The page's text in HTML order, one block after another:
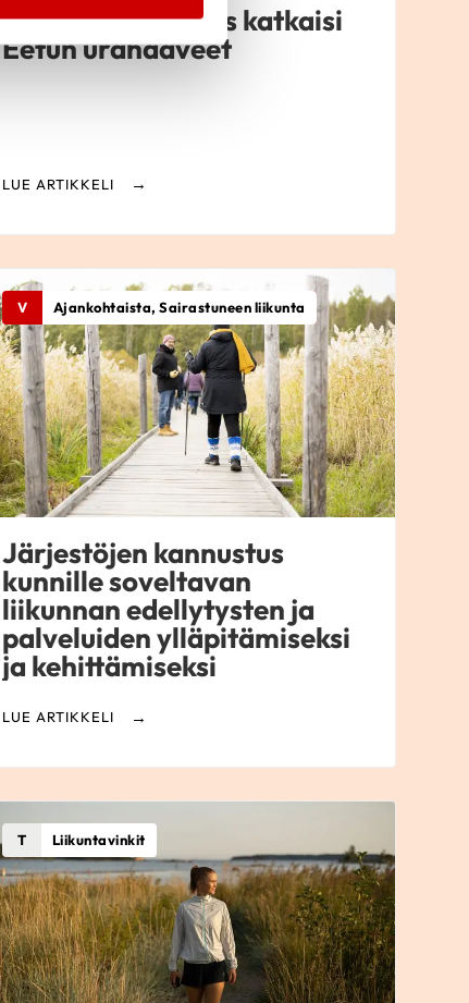
Sydänlihassairaus katkaisi
Eetun urahaaveet
LUE ARTIKKELI
V Ajankohtaista, Sairastuneen liikunta
Järjestöjen kannustus
kunnille soveltavan
liikunnan edellytysten ja
palveluiden ylläpitämiseksi
ja kehittämiseksi
LUE ARTIKKELI
T Liikuntavinkit